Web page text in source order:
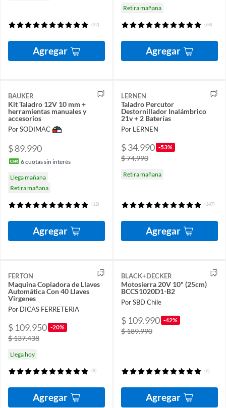
(32)
Agregar
Retira mañana
(68)
Agregar
BAUKER
Kit Taladro 12V 10 mm +
herramientas manuales y
accesorios
Por SODIMAC
$ 89.990
6cuotas sin interés
Llega mañana
Retira mañana
(12)
Agregar
LERNEN
Taladro Percutor
Destornillador Inalámbrico
21v + 2 Baterías
Por LERNEN
$ 34.990 -53%
$ 74.990
Retira mañana
(147)
Agregar
FERTON
Maquina Copiadora de Llaves
Automática Con 40 Llaves
Virgenes
Por DICAS FERRETERIA
$ 109.950 -20%
$ 137.438
Llega hoy
(8)
Agregar
BLACK+DECKER
Motosierra 20V 10" (25cm)
BCCS1020D1-B2
Por SBD Chile
$ 109.990 -42%
$ 189.990
(6)
Agregar